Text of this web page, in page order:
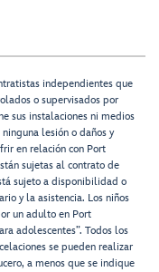
independientes que
o supervisados por
sus instalaciones ni medios
lesión o daños y
en relación con Port
sujetas al contrato de
sujeto a disponibilidad o
y la asistencia. Los niños
un adulto en Port
adolescentes”. Todos los
se pueden realizar
a menos que se indique